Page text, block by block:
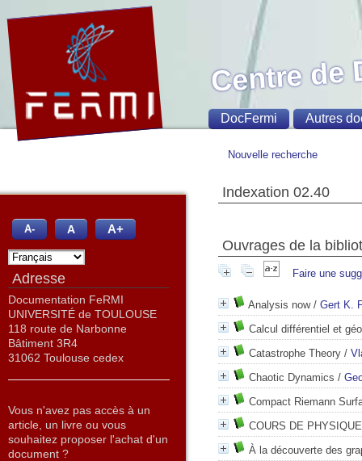
Nouvelle recherche
Indexation 02.40
Ouvrages de la
Faire une
Analysis now/ Gert K.
Calcul différentiel et
Catastrophe Theory /
Chaotic Dynamics /
Compact Riemann
COURS DE PHYSIQUE
À la découverte des
Centre de
DocFermi Autres
A- A A+
Adresse
Documentation FeRMI
UNIVERSITÉ de TOULOUSE
118 route de Narbonne
Bâtiment 3R4
31062 Toulouse cedex
Vous n'avez pas accès à un
article, un livre ou vous
souhaitez proposer l'achat d'un
document ?